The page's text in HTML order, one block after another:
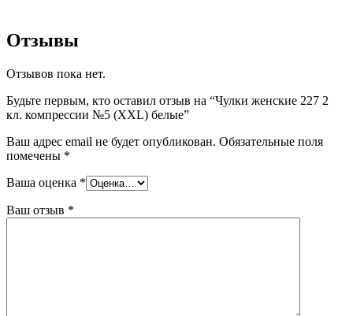
Отзывы
Отзывов пока нет.
Будьте первым, кто оставил отзыв на “Чулки женские 227 2
кл. компрессии №5 (XXL) белые”
Ваш адрес email не будет опубликован. Обязательные поля
помечены *
Ваша оценка *
Ваш отзыв *